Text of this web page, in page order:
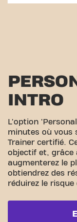
INTRO
L'option
minutes où vous
Trainer certifié.
objectif et, grâce
augmenterez le
obtiendrez des
réduirez le risque